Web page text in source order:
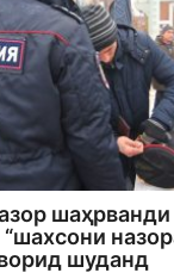
“шахсони
шуданд